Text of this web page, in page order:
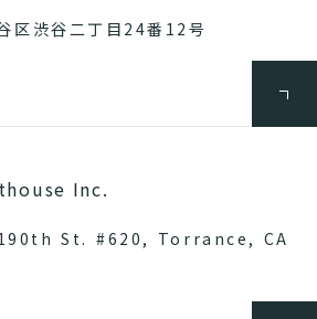
区渋谷二丁目24番12号
Inc.
St. #620, Torrance, CA